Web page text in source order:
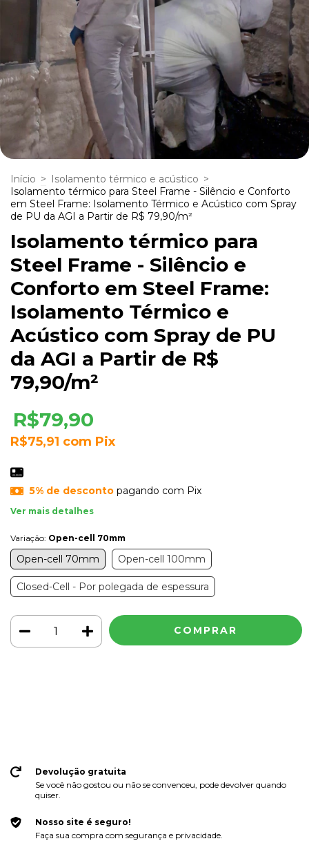
Início > Isolamento térmico e acústico >
Isolamento térmico para Steel Frame - Silêncio e Conforto
em Steel Frame: Isolamento Térmico e Acústico com Spray
de PU da AGI a Partir de R$ 79,90/m²
Isolamento térmico para
Steel Frame - Silêncio e
Conforto em Steel Frame:
Isolamento Térmico e
Acústico com Spray de PU
da AGI a Partir de R$
79,90/m²
R$79,90
R$75,91 com Pix
5% de descontopagando com Pix
Ver mais detalhes
Variação: Open-cell 70mm
Open-cell 70mm Open-cell 100mm
Closed-Cell - Por polegada de espessura
Devolução gratuita
Se você não gostou ou não se convenceu, pode devolver quando
quiser.
Nosso site é seguro!
Faça sua compra com segurança e privacidade.